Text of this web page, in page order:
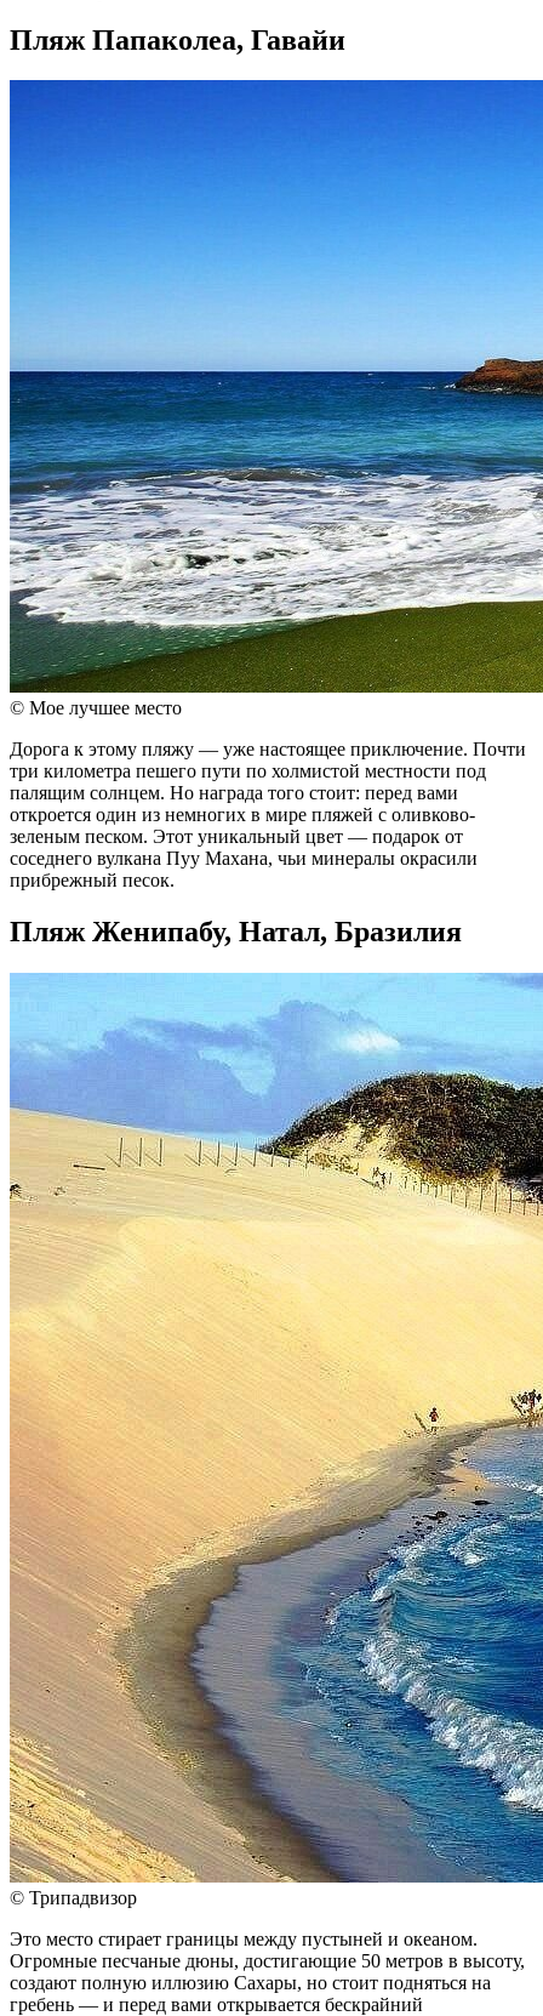
Пляж Папаколеа, Гавайи
© Мое лучшее место
Дорога к этому пляжу — уже настоящее приключение. Почти
три километра пешего пути по холмистой местности под
палящим солнцем. Но награда того стоит: перед вами
откроется один из немногих в мире пляжей с оливково-
зеленым песком. Этот уникальный цвет — подарок от
соседнего вулкана Пуу Махана, чьи минералы окрасили
прибрежный песок.
Пляж Женипабу, Натал, Бразилия
© Трипадвизор
Это место стирает границы между пустыней и океаном.
Огромные песчаные дюны, достигающие 50 метров в высоту,
создают полную иллюзию Сахары, но стоит подняться на
гребень — и перед вами открывается бескрайний